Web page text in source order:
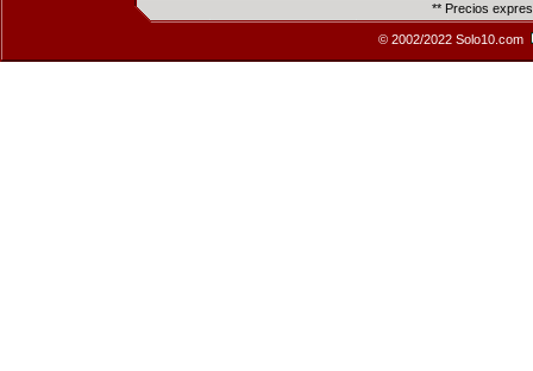
** Precios
© 2002/2022 Solo10.com